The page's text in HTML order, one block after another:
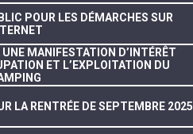
POUR LES DÉMARCHES SUR
MANIFESTATION D’INTÉRÊT
ET L’EXPLOITATION DU
LA RENTRÉE DE SEPTEMBRE 2025